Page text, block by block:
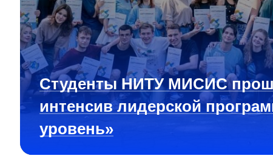
Студенты НИТУ МИСИС
интенсив лидерской
уровень»